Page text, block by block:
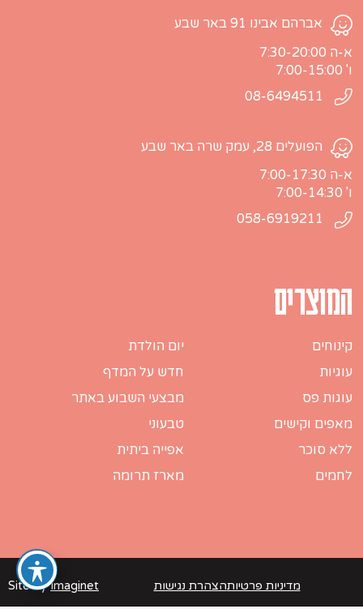
אברהם אבינו 91 באר שבע
א-ה 7:30-20:00
ו' 7:00-15:00
הפועלים 28, עמק שרה באר שבע
א-ה 7:00-17:30
ו' 7:00-14:30
המוצרים
קינוחים
עוגיות
עוגות פס
מאפים וקישים
ללא סוכר
לחמים
יום הולדת
חדש על המדף
מבצעי השבוע באתר
טבעוני
אפייה ביתית
מארז תרומה
מדיניות פרטיותהצהרת נגישות Site byImaginet